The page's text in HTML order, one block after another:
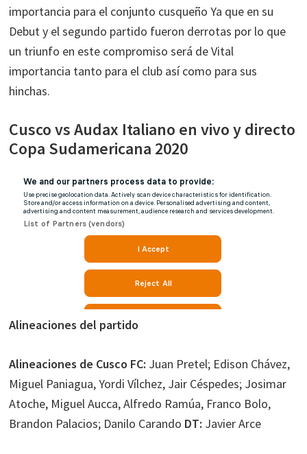
importancia para el conjunto cusqueño Ya que en su
Debut y el segundo partido fueron derrotas por lo que
un triunfo en este compromiso será de Vital
importancia tanto para el club así como para sus
hinchas.
Cusco vs Audax Italiano en vivo y directo
Copa Sudamericana 2020
Alineaciones del partido
Alineaciones de Cusco FC: Juan Pretel; Edison Chávez,
Miguel Paniagua, Yordi Vílchez, Jair Céspedes; Josimar
Atoche, Miguel Aucca, Alfredo Ramúa, Franco Bolo,
Brandon Palacios; Danilo Carando DT: Javier Arce